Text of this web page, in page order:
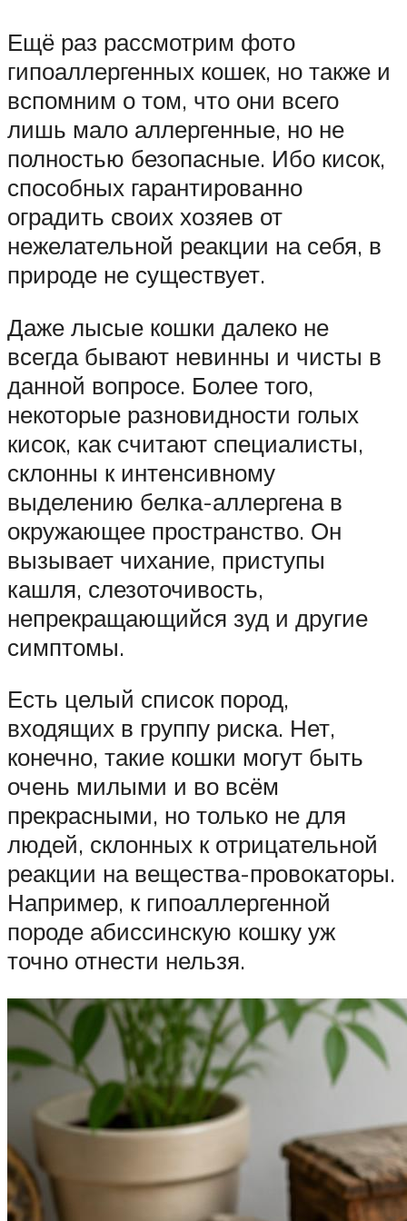
Ещё раз рассмотрим фото
гипоаллергенных кошек, но также и
вспомним о том, что они всего
лишь мало аллергенные, но не
полностью безопасные. Ибо кисок,
способных гарантированно
оградить своих хозяев от
нежелательной реакции на себя, в
природе не существует.
Даже лысые кошки далеко не
всегда бывают невинны и чисты в
данной вопросе. Более того,
некоторые разновидности голых
кисок, как считают специалисты,
склонны к интенсивному
выделению белка-аллергена в
окружающее пространство. Он
вызывает чихание, приступы
кашля, слезоточивость,
непрекращающийся зуд и другие
симптомы.
Есть целый список пород,
входящих в группу риска. Нет,
конечно, такие кошки могут быть
очень милыми и во всём
прекрасными, но только не для
людей, склонных к отрицательной
реакции на вещества-провокаторы.
Например, к гипоаллергенной
породе абиссинскую кошку уж
точно отнести нельзя.